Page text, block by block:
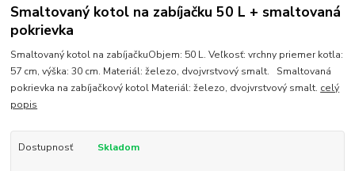
Smaltovaný kotol na zabíjačku 50 L + smaltovaná
pokrievka
Smaltovaný kotol na zabíjačkuObjem: 50 L. Veľkosť: vrchny priemer kotla:
57 cm, výška: 30 cm. Materiál: železo, dvojvrstvový smalt. Smaltovaná
pokrievka na zabíjačkový kotol Materiál: železo, dvojvrstvový smalt. celý
popis
Dostupnosť Skladom